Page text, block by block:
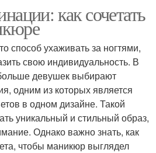
как сочетать
способ ухаживать за ногтями,
свою индивидуальность. В
девушек выбирают
одним из которых является
в одном дизайне. Такой
уникальный и стильный образ,
Однако важно знать, как
чтобы маникюр выглядел